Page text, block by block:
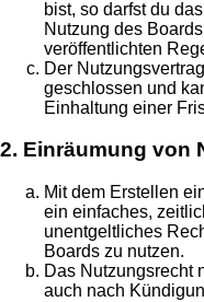
bist, so darfst du
Nutzung des
veröffentlichten
Der
geschlossen und
Einhaltung einer
2. Einräumung von
Mit dem Erstellen
ein einfaches,
unentgeltliches
Boards zu nutzen.
Das Nutzungsrecht
auch nach